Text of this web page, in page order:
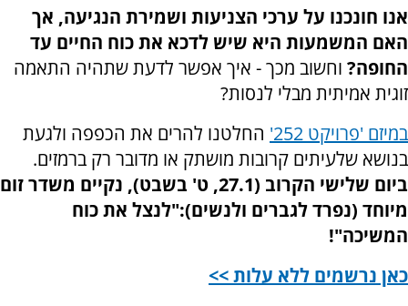
אנו חונכנו על ערכי הצניעות ושמירת הנגיעה, אך
האם המשמעות היא שיש לדכא את כוח החיים עד
החופה? וחשוב מכך - איך אפשר לדעת שתהיה התאמה
זוגית אמיתית מבלי לנסות?
במיזם 'פרויקט 252'
החלטנו להרים את הכפפה ולגעת
בנושא שלעיתים קרובות מושתק או מדובר רק ברמזים.
ביום שלישי הקרוב (27.1, ט' בשבט), נקיים משדר זום
מיוחד (נפרד לגברים ולנשים):"לנצל את כוח
המשיכה"!
כאן נרשמים ללא עלות >>